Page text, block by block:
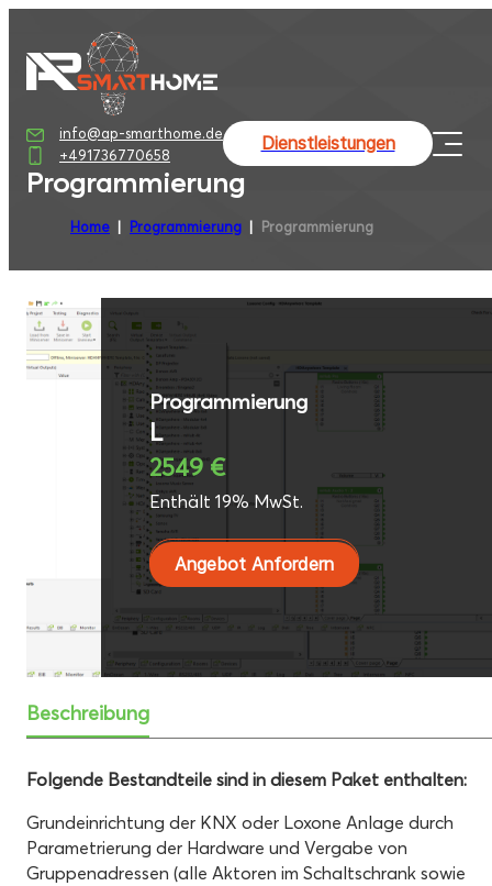
info@ap-smarthome.de
+491736770658
Dienstleistungen
Programmierung
Home Programmierung Programmierung
Programmierung
L
2549 €
Enthält 19% MwSt.
Angebot Anfordern
Beschreibung
Folgende Bestandteile sind in diesem Paket enthalten:
Grundeinrichtung der KNX oder Loxone Anlage durch
Parametrierung der Hardware und Vergabe von
Gruppenadressen (alle Aktoren im Schaltschrank sowie